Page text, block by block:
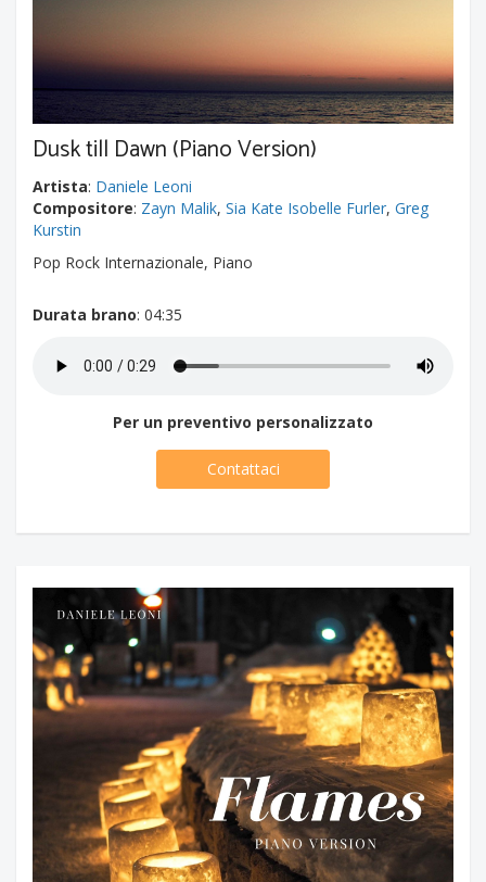
Dusk till Dawn (Piano Version)
Artista: Daniele Leoni
Compositore: Zayn Malik, Sia Kate Isobelle Furler, Greg
Kurstin
Pop Rock Internazionale, Piano
Durata brano: 04:35
Per un preventivo personalizzato
Contattaci